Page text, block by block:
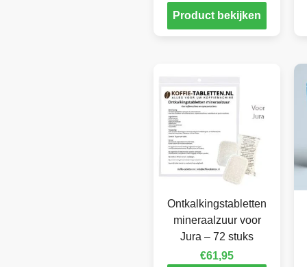
Product bekijken
Ontkalkingstabletten
mineraalzuur voor
Jura – 72 stuks
€61,95